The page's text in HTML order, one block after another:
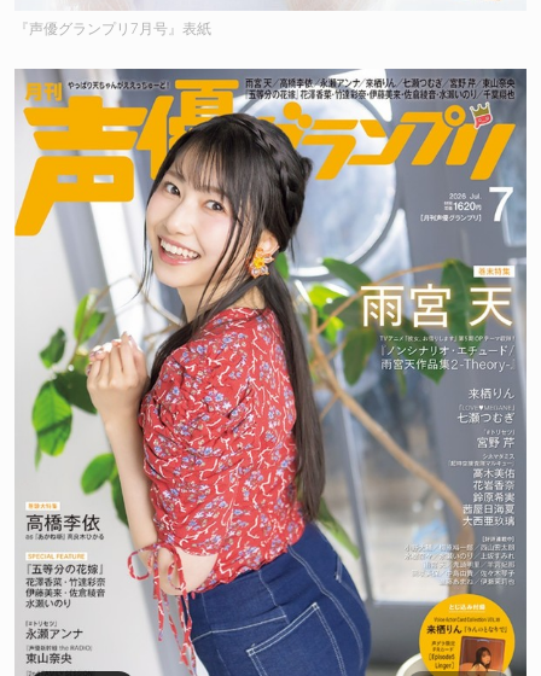
『声優グランプリ7月号』表紙